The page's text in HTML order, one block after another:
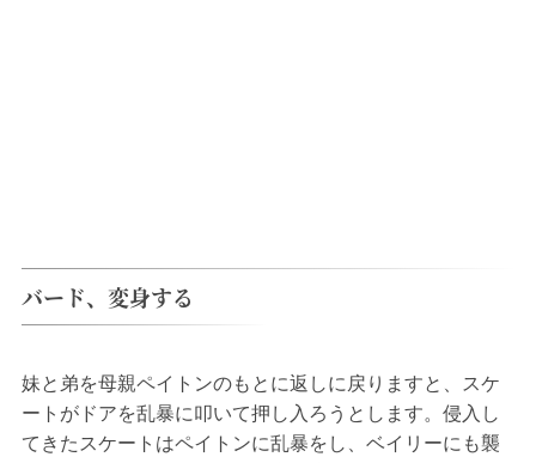
バード、変身する
妹と弟を母親ペイトンのもとに返しに戻りますと、スケ
ートがドアを乱暴に叩いて押し入ろうとします。侵入し
てきたスケートはペイトンに乱暴をし、ベイリーにも襲